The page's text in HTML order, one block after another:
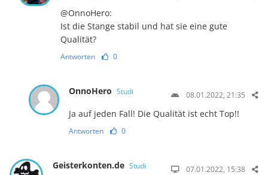
@OnnoHero:
Ist die Stange stabil und hat sie eine gute
Qualität?
Antworten 0
OnnoHero Studi 08.01.2022, 21:35
Ja auf jeden Fall! Die Qualität ist echt Top!!
Antworten 0
Geisterkonten.de Studi 07.01.2022, 15:38